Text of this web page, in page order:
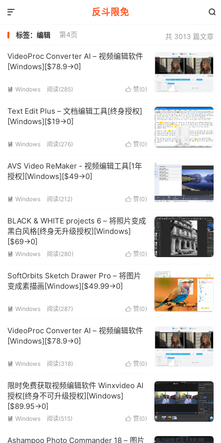
反斗限免 

共 3013 篇文章
标签：编辑 第4页
VideoProc Converter AI – 视频编辑软件
[Windows][$78.9→0]
 赞(0)
 Windows 阅读(285)
Text Edit Plus – 文档编辑工具[终身授权]
[Windows][$19→0]
 赞(0)
 Windows 阅读(276)
AVS Video ReMaker - 视频编辑工具[1年
授权][Windows][$49→0]
 赞(0)
 Windows 阅读(212)
BLACK & WHITE projects 6 – 将照片变成
黑白风格[终身无升级授权][Windows]
[$69→0]
 赞(0)
 Windows 阅读(280)
SoftOrbits Sketch Drawer Pro – 将图片
变成素描画[Windows][$49.99→0]
 赞(0)
 Windows 阅读(287)
VideoProc Converter AI – 视频编辑软件
[Windows][$78.9→0]
 赞(0)
 Windows 阅读(318)
限时免费获取视频编辑软件 Winxvideo Al
授权[终身不可升级授权][Windows]
[$89.95→0]
 赞(0)
 Windows 阅读(515)
Ashampoo Photo Commander 18 – 图片